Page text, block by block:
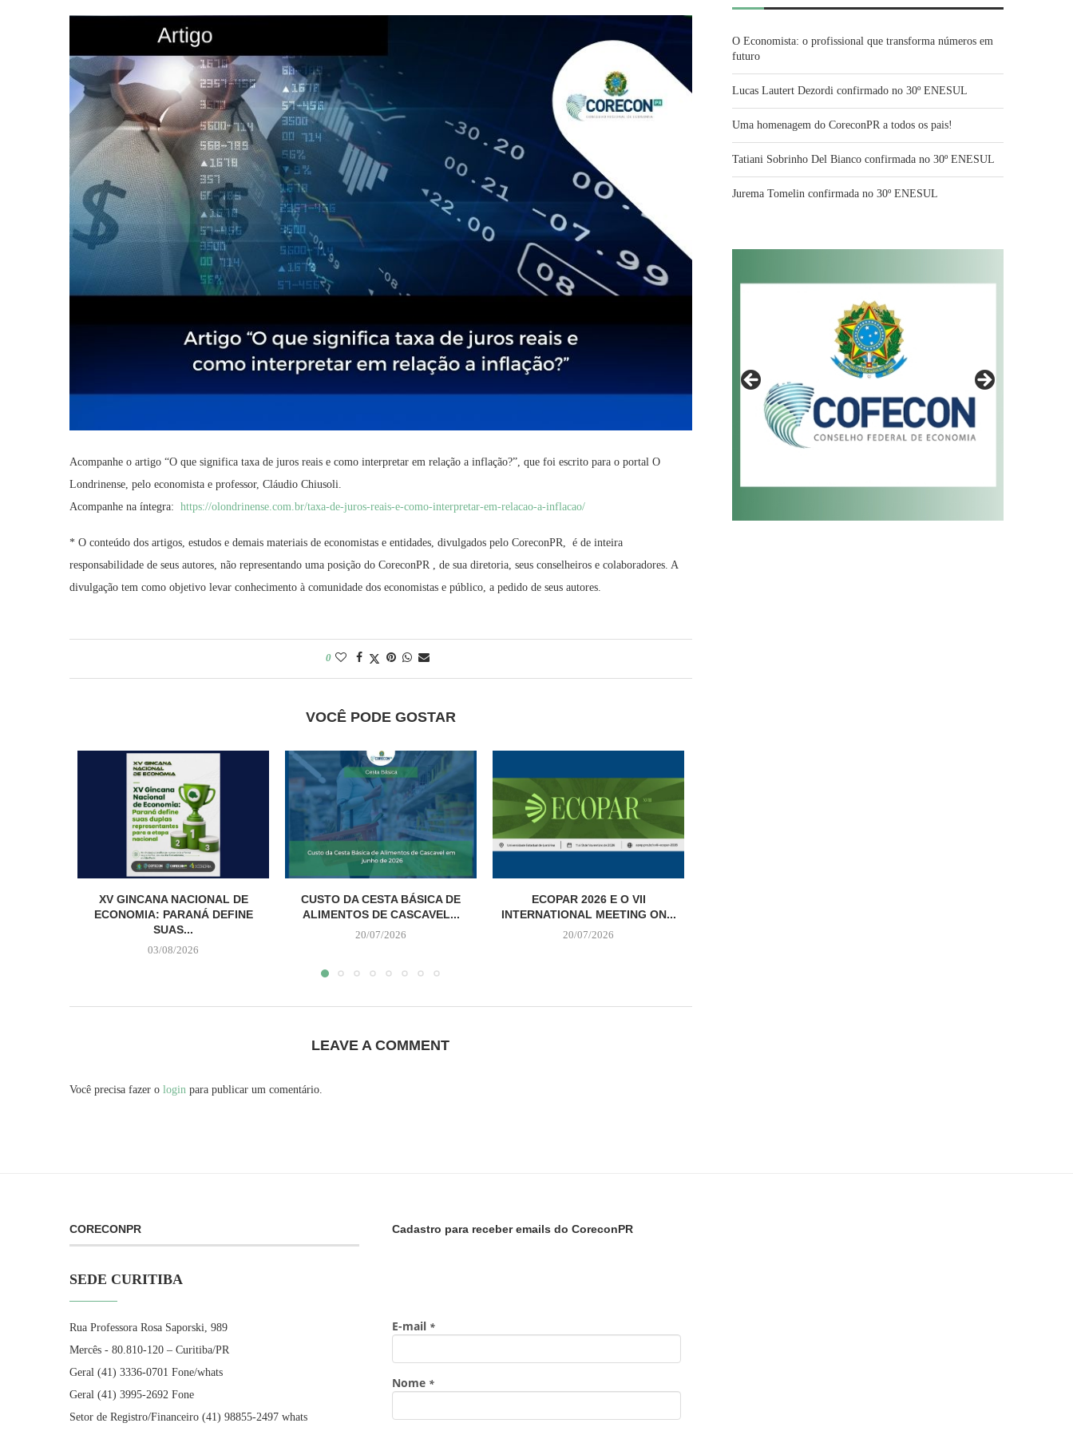
Acompanhe o artigo “O que significa taxa de juros reais e como interpretar em relação a inflação?”, que foi escrito para o portal O
Londrinense, pelo economista e professor, Cláudio Chiusoli.
Acompanhe na íntegra: https://olondrinense.com.br/taxa-de-juros-reais-e-como-interpretar-em-relacao-a-inflacao/
* O conteúdo dos artigos, estudos e demais materiais de economistas e entidades, divulgados pelo CoreconPR, é de inteira
responsabilidade de seus autores, não representando uma posição do CoreconPR , de sua diretoria, seus conselheiros e colaboradores. A
divulgação tem como objetivo levar conhecimento à comunidade dos economistas e público, a pedido de seus autores.
0
VOCÊ PODE GOSTAR
XV GINCANA NACIONAL DE
ECONOMIA: PARANÁ DEFINE
SUAS...
03/08/2026
CUSTO DA CESTA BÁSICA DE
ALIMENTOS DE CASCAVEL...
20/07/2026
ECOPAR 2026 E O VII
INTERNATIONAL MEETING ON...
20/07/2026
LEAVE A COMMENT
Você precisa fazer o login para publicar um comentário.
O Economista: o profissional que transforma números em
futuro
Lucas Lautert Dezordi confirmado no 30º ENESUL
Uma homenagem do CoreconPR a todos os pais!
Tatiani Sobrinho Del Bianco confirmada no 30º ENESUL
Jurema Tomelin confirmada no 30º ENESUL
CORECONPR
SEDE CURITIBA
Rua Professora Rosa Saporski, 989
Mercês - 80.810-120 – Curitiba/PR
Geral (41) 3336-0701 Fone/whats
Geral (41) 3995-2692 Fone
Setor de Registro/Financeiro (41) 98855-2497 whats
Cadastro para receber emails do CoreconPR